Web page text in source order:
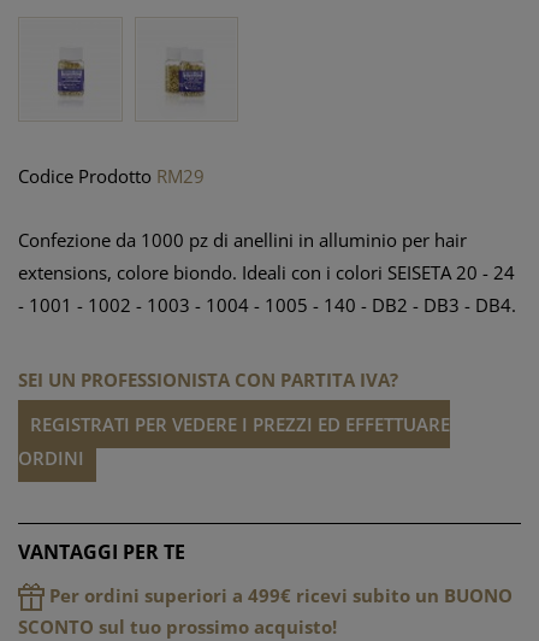
Codice Prodotto RM29
Confezione da 1000 pz di anellini in alluminio per hair
extensions, colore biondo. Ideali con i colori SEISETA 20 - 24
- 1001 - 1002 - 1003 - 1004 - 1005 - 140 - DB2 - DB3 - DB4.
SEI UN PROFESSIONISTA CON PARTITA IVA?
REGISTRATI PER VEDERE I PREZZI ED EFFETTUARE
ORDINI
VANTAGGI PER TE
Per ordini superiori a 499€ ricevi subito un BUONO
SCONTO sul tuo prossimo acquisto!